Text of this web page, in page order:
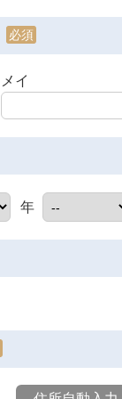
必須
メイ
年